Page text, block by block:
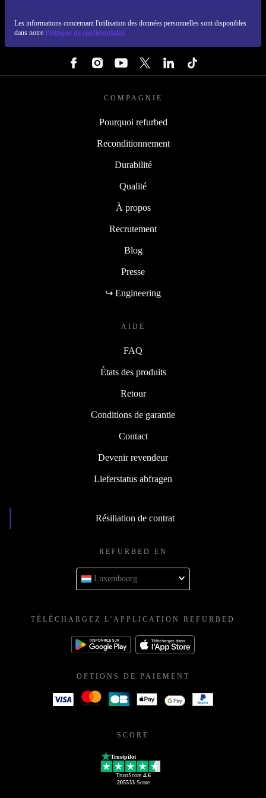
Les informations concernant l'utilisation des données personnelles sont disponibles
dans notre Politique de confidentialité
COMPAGNIE
Pourquoi refurbed
Reconditionnement
Durabilité
Qualité
À propos
Recrutement
Blog
Presse
↪ Engineering
AIDE
FAQ
États des produits
Retour
Conditions de garantie
Contact
Devenir revendeur
Lieferstatus abfragen
Résiliation de contrat
REFURBED EN
Luxembourg
TÉLÉCHARGEZ L'APPLICATION REFURBED
OPTIONS DE PAIEMENT
SCORE
Trustpilot
TrustScore 4.6
205533Score